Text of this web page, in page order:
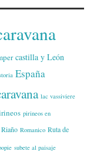
castilla y León
España
lac vassiviere
pirineos en
Riaño Romanico Ruta de
subete al paisaje